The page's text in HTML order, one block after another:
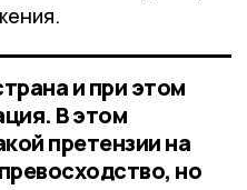
и при этом
В этом
претензии на
но